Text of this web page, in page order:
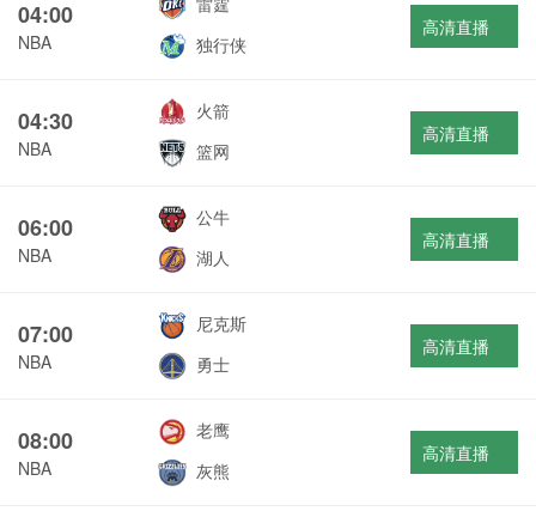
04:00
NBA
独行侠
高清直播
04:30
NBA
火箭
篮网
高清直播
06:00
NBA
公牛
湖人
高清直播
07:00
NBA
尼克斯
勇士
高清直播
08:00
NBA
老鹰
灰熊
高清直播